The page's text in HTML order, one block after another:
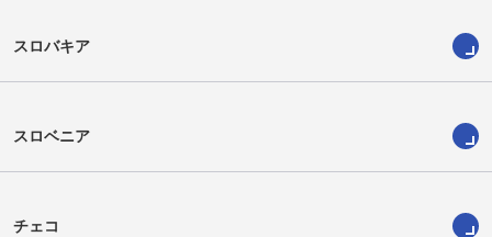
スロバキア
スロベニア
チェコ